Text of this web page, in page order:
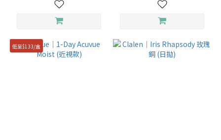
(17)
低至$133/盒